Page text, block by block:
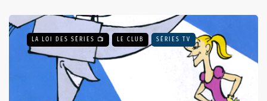
LA LOI DES SÉRIES 📺 LE CLUB SÉRIES TV